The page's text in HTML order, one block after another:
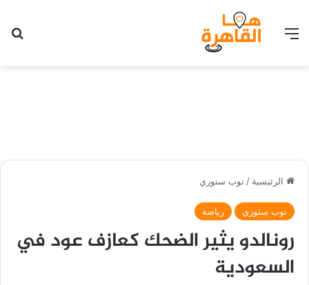
القائمة
الرئيسية / توب ستوري
توب ستوري رياضة
رونالدو يثير الضحك كعازف عود في
السعودية